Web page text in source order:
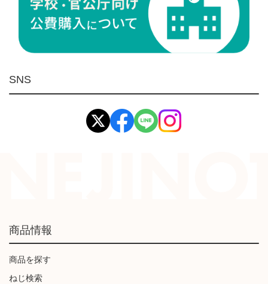
ケミカル製品
荷役伝導
環境安全用品
イマオ製品(IMAO)
工業資材(栃木屋)
SNS
商品情報
商品を探す
ねじ検索